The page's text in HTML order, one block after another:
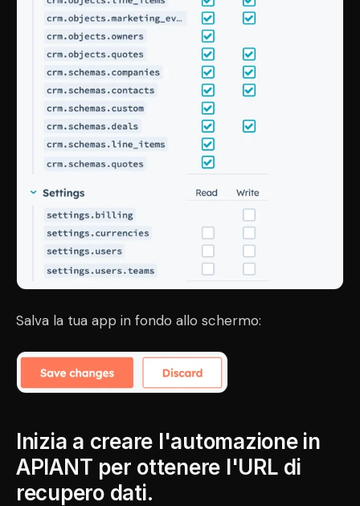
Salva la tua app in fondo allo schermo:
Inizia a creare l'automazione in
APIANT per ottenere l'URL di
recupero dati.